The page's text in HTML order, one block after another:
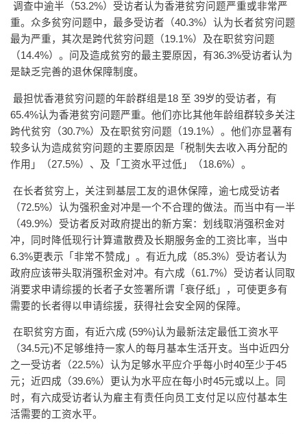
调查中逾半（53.2%）受访者认为香港贫穷问题严重或非常严
重。众多贫穷问题中，最多受访者（40.3%）认为长者贫穷问题
最为严重，其次是跨代贫穷问题（19.1%）及在职贫穷问题
（14.4%）。问及造成贫穷的最主要原因，有36.3%受访者认为
是缺乏完善的退休保障制度。
最担忧香港贫穷问题的年龄群组是18 至 39岁的受访者，有
65.4%认为香港贫穷问题严重。他们亦比其他年龄组群较多关注
跨代贫穷（30.7%）及在职贫穷问题（19.1%）。他们亦显著有
较多认为造成贫穷问题的主要原因是「税制失去收入再分配的
作用」（27.5%）、及「工资水平过低」（18.6%）。
在长者贫穷上，关注到基层工友的退休保障，逾七成受访者
（72.5%）认为强积金对冲是一个不合理的做法。而当中有一半
（49.9%）受访者反对政府提出的新方案：划线取消强积金对
冲，同时降低现行计算遣散费及长期服务金的工资比率，当中
6.3%更表示「非常不赞成」。有近九成（85.3%）受访者认为
政府应该带头取消强积金对冲。有六成（61.7%）受访者认同取
消要求申请综援的长者子女签署所谓「衰仔纸」，可使更多有
需要的长者得以申请综援，获得社会安全网的保障。
在职贫穷方面，有近六成 (59%)认为最新法定最低工资水平
（34.5元)不足够维持一家人的每月基本生活开支。当中近四分
之一受访者（22.5%）认为足够水平应介乎每小时40至少于45
元；近四成（39.6%）更认为水平应在每小时45元或以上。同
时，有六成受访者认为雇主有责任向员工支付足以应付基本生
活需要的工资水平。